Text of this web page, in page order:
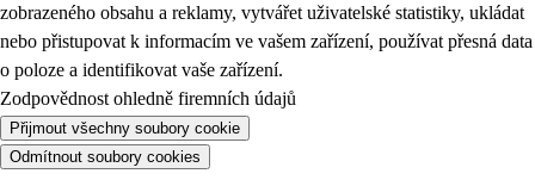
zobrazeného obsahu a reklamy, vytvářet uživatelské statistiky, ukládat
nebo přistupovat k informacím ve vašem zařízení, používat přesná data
o poloze a identifikovat vaše zařízení.
Zodpovědnost ohledně firemních údajů
Přijmout všechny soubory cookie
Odmítnout soubory cookies